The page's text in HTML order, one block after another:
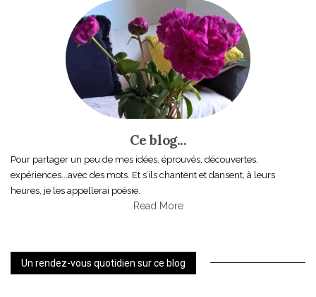
Ce blog...
Pour partager un peu de mes idées, éprouvés, découvertes,
expériences...avec des mots. Et s’ils chantent et dansent, à leurs
heures, je les appellerai poésie.
Read More
Un rendez-vous quotidien sur ce blog